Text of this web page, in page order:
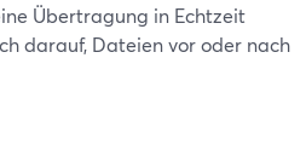
Übertragung in Echtzeit
darauf, Dateien vor oder nach